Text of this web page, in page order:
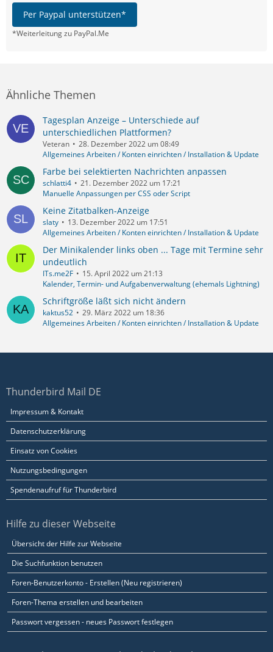
Per Paypal unterstützen*
*Weiterleitung zu PayPal.Me
Ähnliche Themen
Tagesplan Anzeige – Unterschiede auf
unterschiedlichen Plattformen?
Veteran
28. Dezember 2022 um 08:49
Allgemeines Arbeiten / Konten einrichten / Installation & Update
Farbe bei selektierten Nachrichten anpassen
schlatti4
21. Dezember 2022 um 17:21
Manuelle Anpassungen per CSS oder Script
Keine Zitatbalken-Anzeige
slaty
13. Dezember 2022 um 17:51
Allgemeines Arbeiten / Konten einrichten / Installation & Update
Der Minikalender links oben ... Tage mit Termine sehr
undeutlich
ITs.me2F
15. April 2022 um 21:13
Kalender, Termin- und Aufgabenverwaltung (ehemals Lightning)
Schriftgröße läßt sich nicht ändern
kaktus52
29. März 2022 um 18:36
Allgemeines Arbeiten / Konten einrichten / Installation & Update
Thunderbird Mail DE
Impressum & Kontakt
Datenschutzerklärung
Einsatz von Cookies
Nutzungsbedingungen
Spendenaufruf für Thunderbird
Hilfe zu dieser Webseite
Übersicht der Hilfe zur Webseite
Die Suchfunktion benutzen
Foren-Benutzerkonto - Erstellen (Neu registrieren)
Foren-Thema erstellen und bearbeiten
Passwort vergessen - neues Passwort festlegen